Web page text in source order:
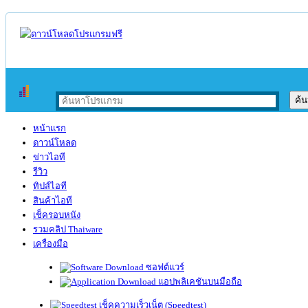
หน้าแรก
ดาวน์โหลด
ข่าวไอที
รีวิว
ทิปส์ไอที
สินค้าไอที
เช็ครอบหนัง
รวมคลิป Thaiware
เครื่องมือ
ซอฟต์แวร์
แอปพลิเคชันบนมือถือ
เช็คความเร็วเน็ต (Speedtest)